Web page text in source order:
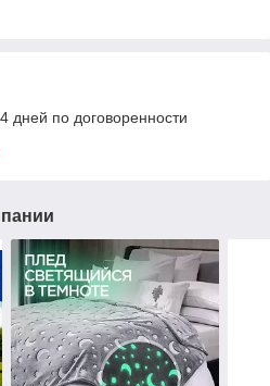
дней по договоренности